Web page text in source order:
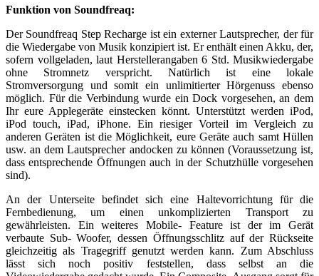
Funktion von Soundfreaq:
Der Soundfreaq Step Recharge ist ein externer Lautsprecher, der für
die Wiedergabe von Musik konzipiert ist. Er enthält einen Akku, der,
sofern vollgeladen, laut Herstellerangaben 6 Std. Musikwiedergabe
ohne Stromnetz verspricht. Natürlich ist eine lokale
Stromversorgung und somit ein unlimitierter Hörgenuss ebenso
möglich. Für die Verbindung wurde ein Dock vorgesehen, an dem
Ihr eure Applegeräte einstecken könnt. Unterstützt werden iPod,
iPod touch, iPad, iPhone. Ein riesiger Vorteil im Vergleich zu
anderen Geräten ist die Möglichkeit, eure Geräte auch samt Hüllen
usw. an dem Lautsprecher andocken zu können (Voraussetzung ist,
dass entsprechende Öffnungen auch in der Schutzhülle vorgesehen
sind).
An der Unterseite befindet sich eine Haltevorrichtung für die
Fernbedienung, um einen unkomplizierten Transport zu
gewährleisten. Ein weiteres Mobile- Feature ist der im Gerät
verbaute Sub- Woofer, dessen Öffnungsschlitz auf der Rückseite
gleichzeitig als Tragegriff genutzt werden kann. Zum Abschluss
lässt sich noch positiv feststellen, dass selbst an die